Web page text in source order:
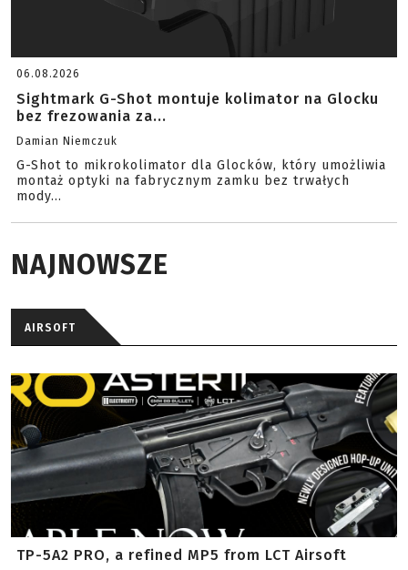
06.08.2026
Sightmark G-Shot montuje kolimator na Glocku
bez frezowania za...
Damian Niemczuk
G-Shot to mikrokolimator dla Glocków, który umożliwia
montaż optyki na fabrycznym zamku bez trwałych
mody...
NAJNOWSZE
AIRSOFT
TP-5A2 PRO, a refined MP5 from LCT Airsoft